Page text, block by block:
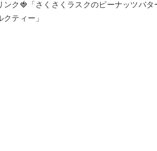
ンク🍓「さくさくラスクのピーナッツバ
ティー」